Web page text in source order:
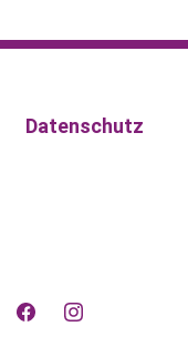
Datenschutz